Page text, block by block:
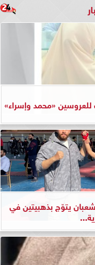
للعروسين «محمد وإسراء»
يتوّج بذهبيتين في